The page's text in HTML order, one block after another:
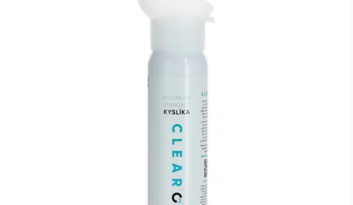
kb 20 cm távolságból alkalmazzuk